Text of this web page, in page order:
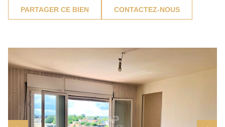
PARTAGER CE BIEN CONTACTEZ-NOUS